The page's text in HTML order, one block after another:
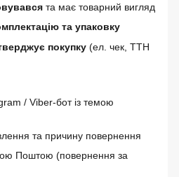
та має товарний вигляд
та упаковку
покупку (ел. чек, ТТН
/ Viber-бот із темою
та причину повернення
Поштою (повернення за